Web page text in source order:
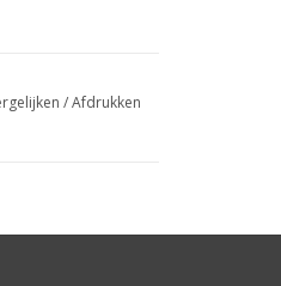
/Afdrukken